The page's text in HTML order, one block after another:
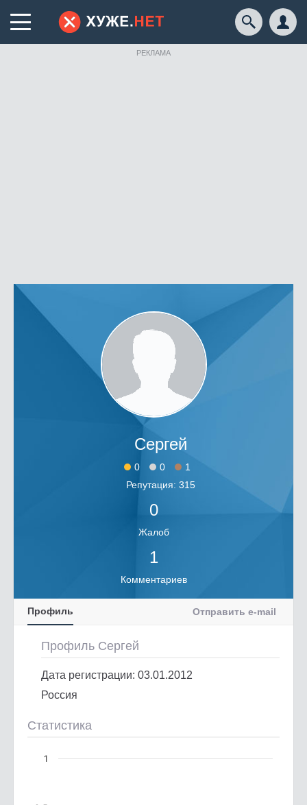
РЕКЛАМА
Сергей
0 0
1
Репутация: 315
0
Жалоб
1
Комментариев
Профиль Отправить e-mail
Профиль Сергей
Дата регистрации: 03.01.2012
Россия
Статистика
1